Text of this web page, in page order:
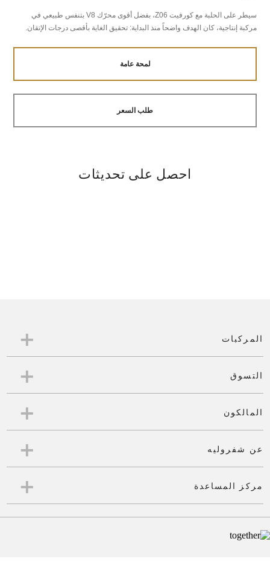
سيطر على الحلبة مع كورفيت Z06، بفضل أقوى محرّك V8 بتنفس طبيعي في
مركبة إنتاجية، كان الهدف واضحاً منذ البداية: تحقيق الغاية بأقصى درجات الإتقان.
لمحة عامة
طلب السعر
احصل على تحديثات